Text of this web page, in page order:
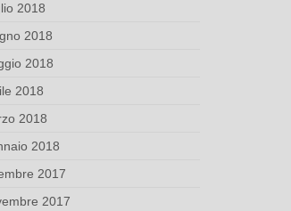
2018
2018
2018
2018
2018
2018
2017
2017